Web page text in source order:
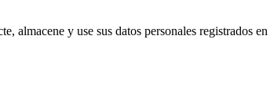
almacene y use sus datos personales registrados en